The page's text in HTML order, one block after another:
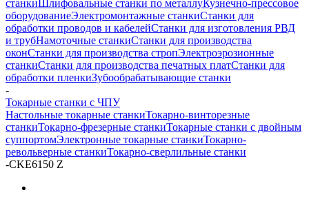
станкиШлифовальные станки по металлуКузнечно-прессовое
оборудованиеЭлектромонтажные станкиСтанки для
обработки проводов и кабелейСтанки для изготовления РВД
и трубНамоточные станкиСтанки для производства
оконСтанки для производства стропЭлектроэрозионные
станкиСтанки для производства печатных платСтанки для
обработки пленкиЗубообрабатывающие станки
-
Токарные станки с ЧПУ
Настольные токарные станкиТокарно-винторезные
станкиТокарно-фрезерные станкиТокарные станки с двойным
суппортомЭлектронные токарные станкиТокарно-
револьверные станкиТокарно-сверлильные станки
-CKE6150 Z